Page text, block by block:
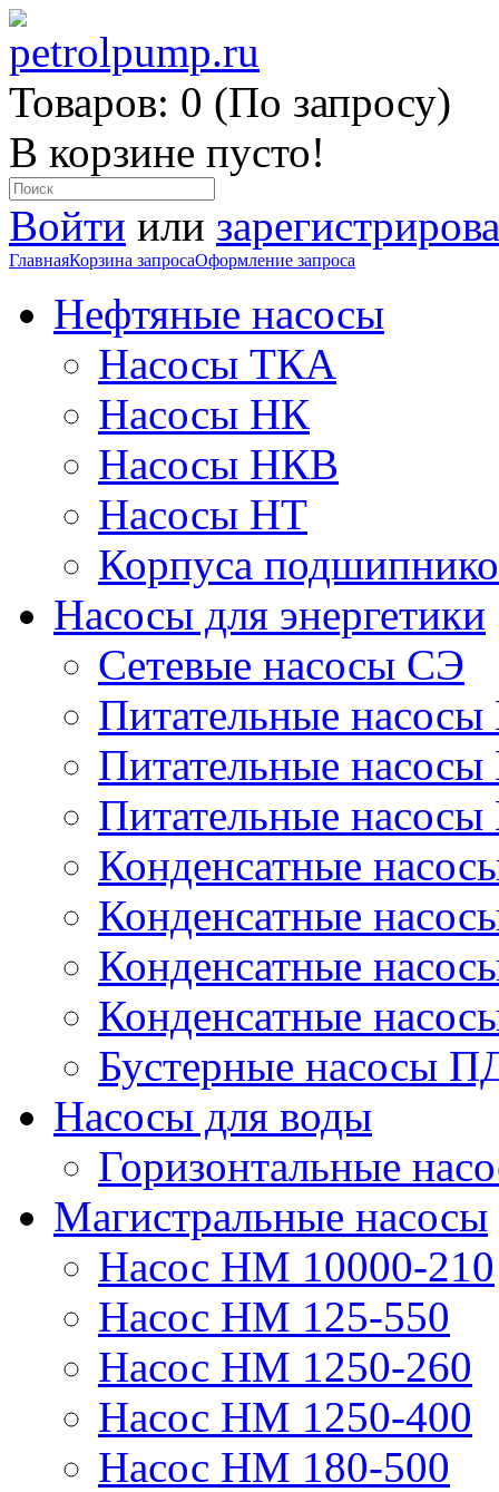
Товаров: 0 (По запросу)
В корзине пусто!
Войти или
ГлавнаяКорзина запросаОформление запроса
Нефтяные насосы
Насосы ТКА
Насосы НК
Насосы НКВ
Насосы НТ
Корпуса
Насосы для энергетики
Сетевые насосы СЭ
Питательные
Питательные
Питательные
Конденсатные
Конденсатные
Конденсатные
Конденсатные
Бустерные насосы
Насосы для воды
Горизонтальные
Магистральные насосы
Насос НМ 10000-210
Насос НМ 125-550
Насос НМ 1250-260
Насос НМ 1250-400
Насос НМ 180-500